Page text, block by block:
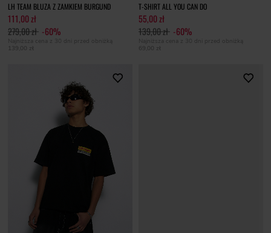
LH TEAM BLUZA Z ZAMKIEM BURGUND
111,00 zł
279,00 zł -60%
Najniższa cena z 30 dni przed obniżką
139,00 zł
T-SHIRT ALL YOU CAN DO
55,00 zł
139,00 zł -60%
Najniższa cena z 30 dni przed obniżką
69,00 zł